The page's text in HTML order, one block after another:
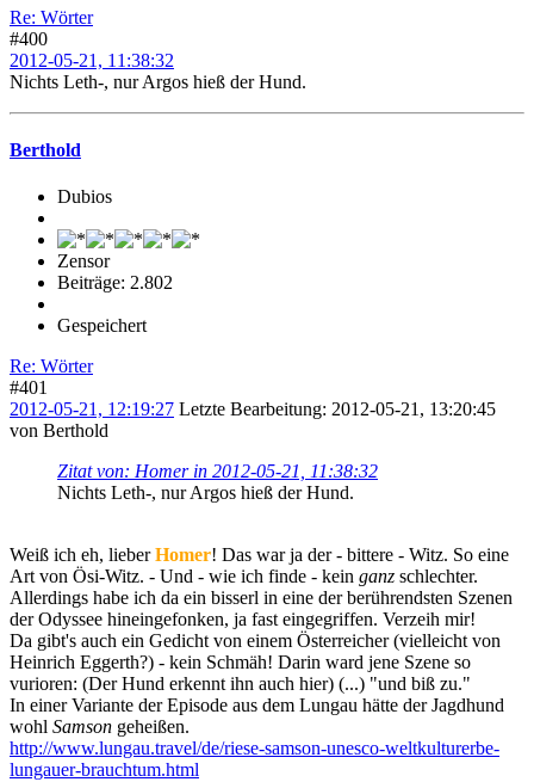
Re: Wörter
#400
2012-05-21, 11:38:32
Nichts Leth-, nur Argos hieß der Hund.
Berthold
Dubios
Zensor
Beiträge: 2.802
Gespeichert
Re: Wörter
#401
2012-05-21, 12:19:27 Letzte Bearbeitung: 2012-05-21, 13:20:45
von Berthold
Zitat von: Homer in 2012-05-21, 11:38:32
Nichts Leth-, nur Argos hieß der Hund.
Weiß ich eh, lieberHomer! Das war ja der - bittere - Witz. So eine
Art von Ösi-Witz. - Und - wie ich finde - kein ganz schlechter.
Allerdings habe ich da ein bisserl in eine der berührendsten Szenen
der Odyssee hineingefonken, ja fast eingegriffen. Verzeih mir!
Da gibt's auch ein Gedicht von einem Österreicher (vielleicht von
Heinrich Eggerth?) - kein Schmäh! Darin ward jene Szene so
vurioren: (Der Hund erkennt ihn auch hier) (...) "und biß zu."
In einer Variante der Episode aus dem Lungau hätte der Jagdhund
wohl Samson geheißen.
http://www.lungau.travel/de/riese-samson-unesco-weltkulturerbe-
lungauer-brauchtum.html